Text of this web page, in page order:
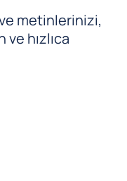
ve metinlerinizi,
hızlıca